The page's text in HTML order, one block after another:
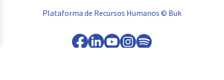
Plataforma de Recursos Humanos © Buk